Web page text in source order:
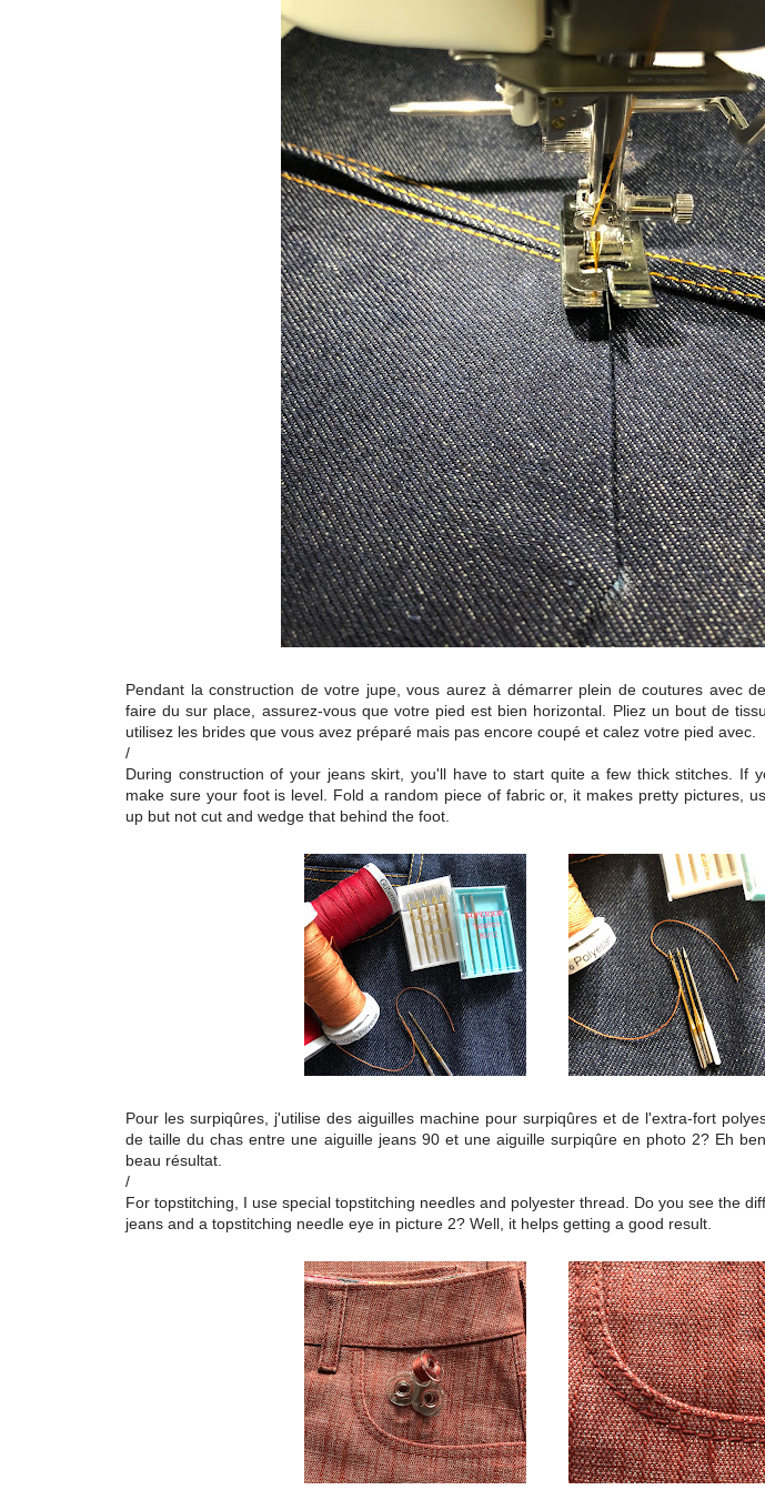
Pendant la construction de votre jupe, vous aurez à démarrer plein de coutures avec
faire du sur place, assurez-vous que votre pied est bien horizontal. Pliez un bout de
utilisez les brides que vous avez préparé mais pas encore coupé et calez votre pied avec.
/
During construction of your jeans skirt, you'll have to start quite a few thick stitches. If
make sure your foot is level. Fold a random piece of fabric or, it makes pretty pictures,
up but not cut and wedge that behind the foot.
Pour les surpiqûres, j'utilise des aiguilles machine pour surpiqûres et de l'extra-fort
de taille du chas entre une aiguille jeans 90 et une aiguille surpiqûre en photo 2? Eh
beau résultat.
/
For topstitching, I use special topstitching needles and polyester thread. Do you see the
jeans and a topstitching needle eye in picture 2? Well, it helps getting a good result.